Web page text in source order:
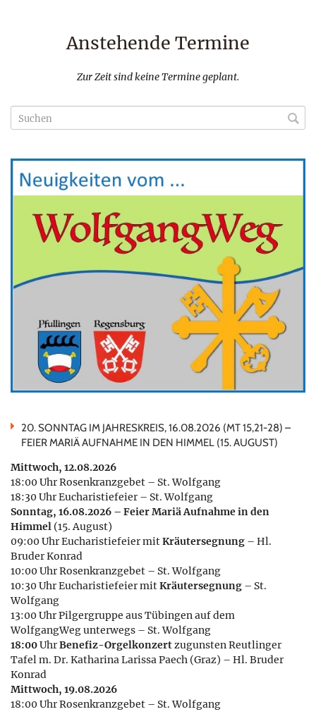
Anstehende Termine
Zur Zeit sind keine Termine geplant.
20. SONNTAG IM JAHRESKREIS, 16.08.2026 (MT 15,21-28) –
FEIER MARIÄ AUFNAHME IN DEN HIMMEL (15. AUGUST)
Mittwoch, 12.08.2026
18:00 Uhr Rosenkranzgebet – St. Wolfgang
18:30 Uhr Eucharistiefeier – St. Wolfgang
Sonntag, 16.08.2026 – Feier Mariä Aufnahme in den
Himmel (15. August)
09:00 Uhr Eucharistiefeier mitKräutersegnung – Hl.
Bruder Konrad
10:00 Uhr Rosenkranzgebet – St. Wolfgang
10:30 Uhr Eucharistiefeier mitKräutersegnung – St.
Wolfgang
13:00 Uhr Pilgergruppe aus Tübingen auf dem
WolfgangWeg unterwegs – St. Wolfgang
18:00UhrBenefiz-Orgelkonzertzugunsten Reutlinger
Tafel m. Dr. Katharina Larissa Paech (Graz) – Hl. Bruder
Konrad
Mittwoch, 19.08.2026
18:00 Uhr Rosenkranzgebet – St. Wolfgang